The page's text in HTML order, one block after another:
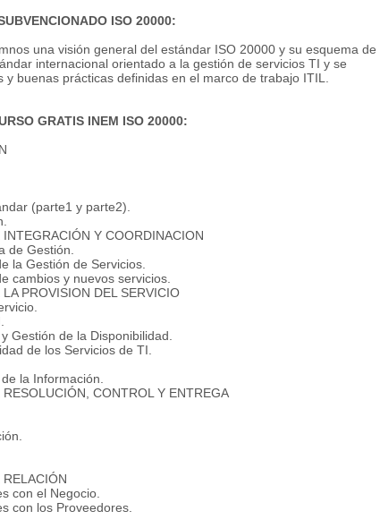
ISO 20000:
una visión general del estándar ISO 20000 y su esquema de
internacional orientado a la gestión de servicios TI y se
buenas prácticas definidas en el marco de trabajo ITIL.
GRATIS INEM ISO 20000:
(parte1 y parte2).
Y COORDINACION
de Gestión.
la Gestión de Servicios.
cambios y nuevos servicios.
PROVISION DEL SERVICIO
Gestión de la Disponibilidad.
de los Servicios de TI.
la Información.
CONTROL Y ENTREGA
con el Negocio.
con los Proveedores.